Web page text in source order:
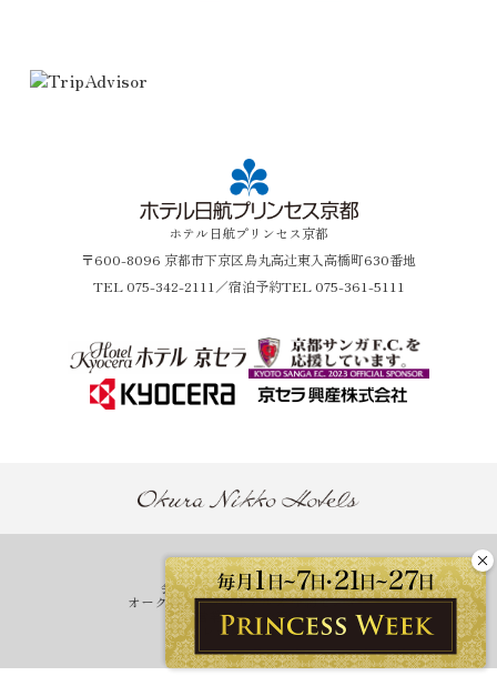
ホテル日航プリンセス京都
〒600-8096 京都市下京区烏丸高辻東入高橋町630番地
TEL075-342-2111 ／宿泊予約TEL 075-361-5111
ホテル一覧
会員プログラム One Harmony
オークラニッコーホテルズ 予約センター
営業拠点のご案内
マイレージ提携サービス